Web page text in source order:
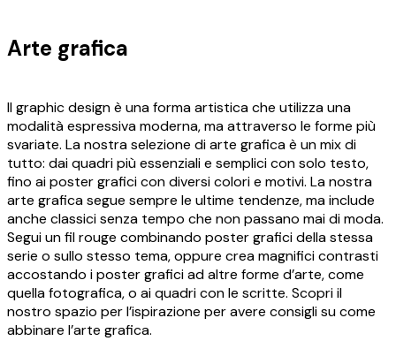
Arte grafica
Il graphic design è una forma artistica che utilizza una
modalità espressiva moderna, ma attraverso le forme più
svariate. La nostra selezione di arte grafica è un mix di
tutto: dai quadri più essenziali e semplici con solo testo,
fino ai poster grafici con diversi colori e motivi. La nostra
arte grafica segue sempre le ultime tendenze, ma include
anche classici senza tempo che non passano mai di moda.
Segui un fil rouge combinando poster grafici della stessa
serie o sullo stesso tema, oppure crea magnifici contrasti
accostando i poster grafici ad altre forme d’arte, come
quella fotografica, o ai quadri con le scritte. Scopri il
nostro spazio per l’ispirazione per avere consigli su come
abbinare l’arte grafica.